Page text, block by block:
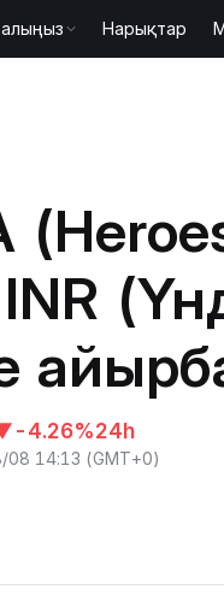
Нарықтар
-4.26%24h
08 14:13 (GMT+0)